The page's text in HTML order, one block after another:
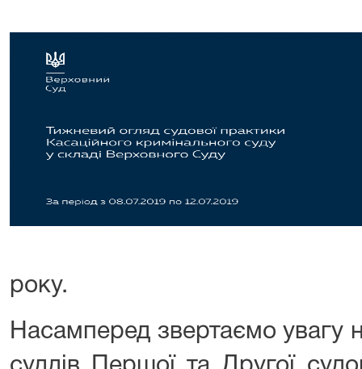
року.
Насамперед звертаємо увагу